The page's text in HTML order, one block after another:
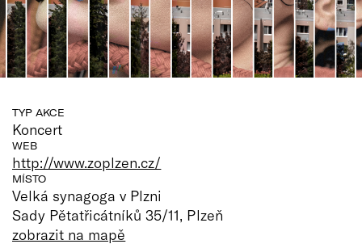
TYP AKCE
Koncert
WEB
http://www.zoplzen.cz/
MÍSTO
Velká synagoga v Plzni
Sady Pětatřicátníků 35/11, Plzeň
zobrazit na mapě